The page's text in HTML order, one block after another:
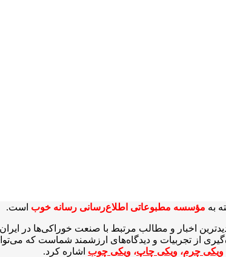
به مؤسسه مطبوعاتی اطلاع‌رسانی رسانه خوب است.
اخبار و مطالب مرتبط با صنعت خوراکی‌ها در
از تجربیات و دیدگاه‌های ارزشمند شماست که
ویکی چرم، ویکی چاپ، ویکی چوب اشاره کرد.